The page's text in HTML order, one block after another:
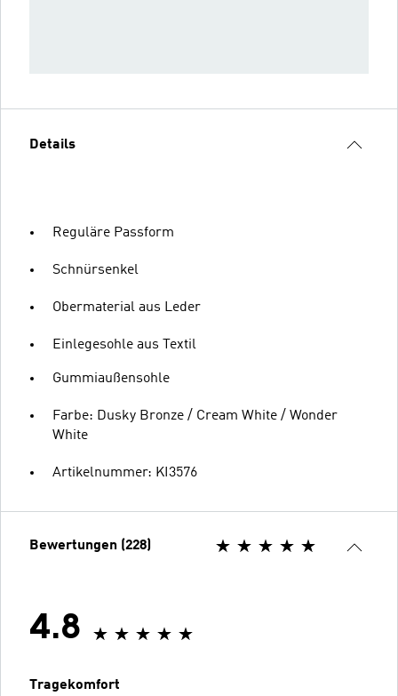
Details
Reguläre Passform
Schnürsenkel
Obermaterial aus Leder
Einlegesohle aus Textil
Gummiaußensohle
Farbe: Dusky Bronze / Cream White / Wonder
White
Artikelnummer: KI3576
Bewertungen (228)
4.8
Tragekomfort